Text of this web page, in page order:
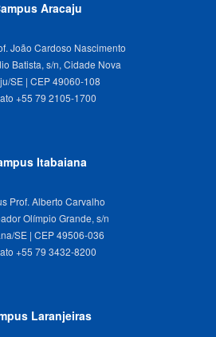
Aracaju
João Cardoso Nascimento
Batista, s/n, Cidade Nova
SE | CEP 49060-108
Itabaiana
Prof. Alberto Carvalho
Olímpio Grande, s/n
SE | CEP 49506-036
Laranjeiras